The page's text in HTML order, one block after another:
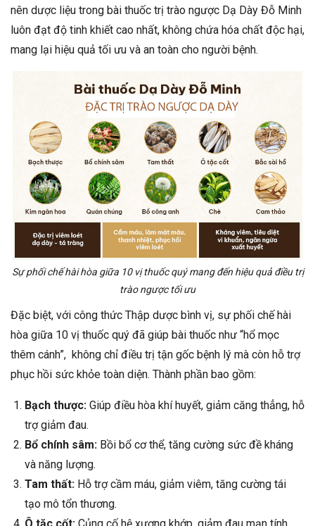
nên dược liệu trong bài thuốc trị trào ngược Dạ Dày Đỗ Minh
luôn đạt độ tinh khiết cao nhất, không chứa hóa chất độc hại,
mang lại hiệu quả tối ưu và an toàn cho người bệnh.
Sự phối chế hài hòa giữa 10 vị thuốc quý mang đến hiệu quả điều trị
trào ngược tối ưu
Đặc biệt, với công thức Thập dược bình vị, sự phối chế hài
hòa giữa 10 vị thuốc quý đã giúp bài thuốc như “hổ mọc
thêm cánh”, không chỉ điều trị tận gốc bệnh lý mà còn hỗ trợ
phục hồi sức khỏe toàn diện. Thành phần bao gồm:
Bạch thược: Giúp điều hòa khí huyết, giảm căng thẳng, hỗ
trợ giảm đau.
Bổ chính sâm: Bồi bổ cơ thể, tăng cường sức đề kháng
và năng lượng.
Tam thất: Hỗ trợ cầm máu, giảm viêm, tăng cường tái
tạo mô tổn thương.